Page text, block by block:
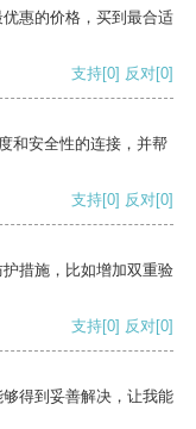
惠的价格，买到最合适
支持[0] 反对[0]
和安全性的连接，并帮
支持[0] 反对[0]
措施，比如增加双重验
支持[0] 反对[0]
得到妥善解决，让我能